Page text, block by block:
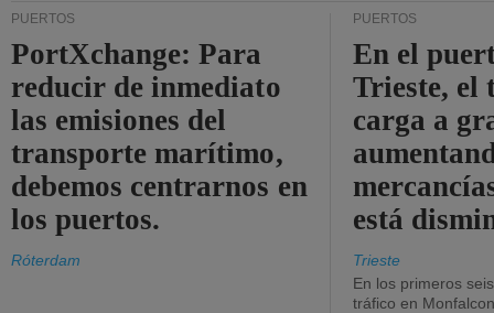
PUERTOS
PortXchange: Para
reducir de inmediato
las emisiones del
transporte marítimo,
debemos centrarnos en
los puertos.
Róterdam
PUERTOS
En el
Trieste, el
carga a
está
Trieste
En los primeros
tráfico en